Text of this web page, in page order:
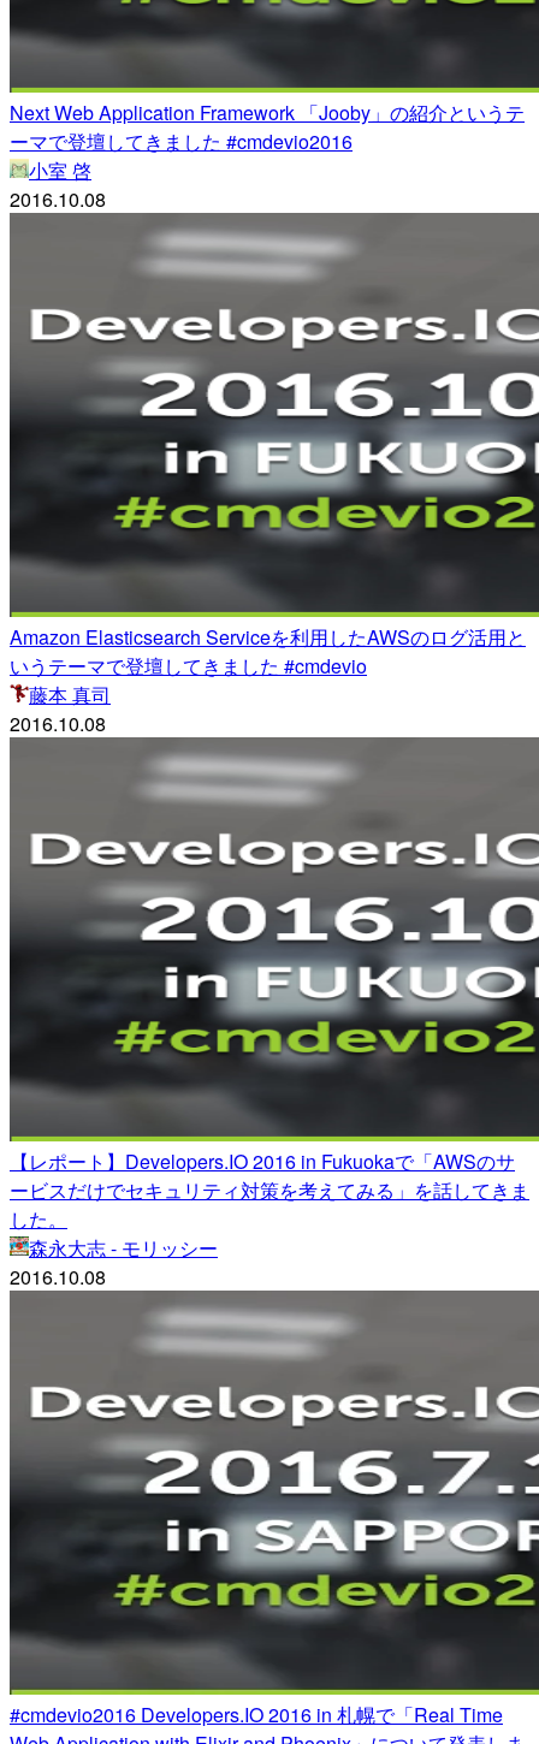
Next Web Application Framework 「Jooby」の紹介というテ
ーマで登壇してきました #cmdevio2016
小室 啓
2016.10.08
Amazon Elasticsearch Serviceを利用したAWSのログ活用と
いうテーマで登壇してきました #cmdevio
藤本 真司
2016.10.08
【レポート】Developers.IO 2016 in Fukuokaで「AWSのサ
ービスだけでセキュリティ対策を考えてみる」を話してきま
した。
森永大志 - モリッシー
2016.10.08
#cmdevio2016 Developers.IO 2016 in 札幌で「Real Time